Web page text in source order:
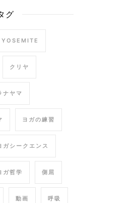
グ
YOSEMITE
クリヤ
ナヤマ
ヨガの練習
ガシークエンス
ガ哲学 側屈
動画 呼吸